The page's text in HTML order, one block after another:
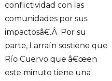
conflictividad con las
comunidades por sus
impactosâ€.Â Por su
parte, Larraín sostiene que
Río Cuervo que â€œen
este minuto tiene una